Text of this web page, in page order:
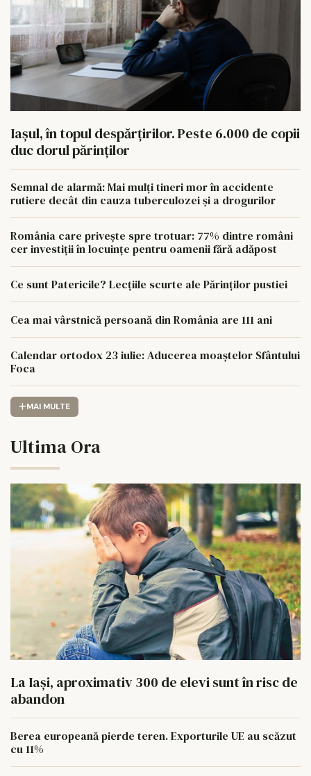
Iașul, în topul despărțirilor. Peste 6.000 de copii
duc dorul părinților
Semnal de alarmă: Mai mulți tineri mor în accidente
rutiere decât din cauza tuberculozei și a drogurilor
România care privește spre trotuar: 77% dintre români
cer investiții în locuințe pentru oamenii fără adăpost
Ce sunt Patericile? Lecțiile scurte ale Părinților pustiei
Cea mai vârstnică persoană din România are 111 ani
Calendar ortodox 23 iulie: Aducerea moaștelor Sfântului
Foca
MAI MULTE
Ultima Ora
La Iași, aproximativ 300 de elevi sunt în risc de
abandon
Berea europeană pierde teren. Exporturile UE au scăzut
cu 11%